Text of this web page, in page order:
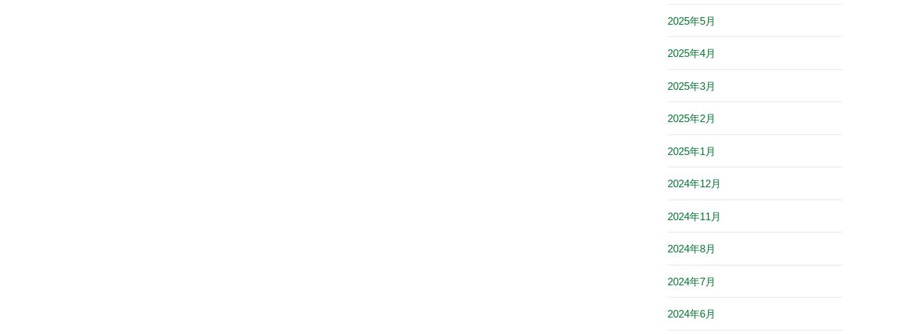
2025年5月
2025年4月
2025年3月
2025年2月
2025年1月
2024年12月
2024年11月
2024年8月
2024年7月
2024年6月